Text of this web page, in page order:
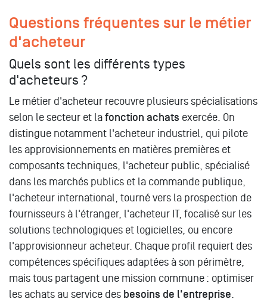
Questions fréquentes sur le métier
d'acheteur
Quels sont les différents types
d'acheteurs ?
Le métier d'acheteur recouvre plusieurs spécialisations
selon le secteur et la fonction achats exercée. On
distingue notamment l'acheteur industriel, qui pilote
les approvisionnements en matières premières et
composants techniques, l'acheteur public, spécialisé
dans les marchés publics et la commande publique,
l'acheteur international, tourné vers la prospection de
fournisseurs à l'étranger, l'acheteur IT, focalisé sur les
solutions technologiques et logicielles, ou encore
l'approvisionneur acheteur. Chaque profil requiert des
compétences spécifiques adaptées à son périmètre,
mais tous partagent une mission commune : optimiser
les achats au service des besoins de l'entreprise.